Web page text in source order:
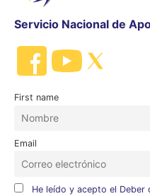
Servicio Nacional de
First name
Email
He leído y acepto el Deber